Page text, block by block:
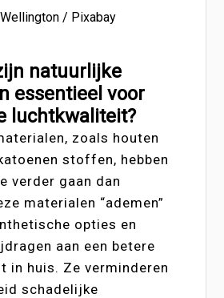
/ Pixabay
natuurlijke
essentieel voor
luchtkwaliteit?
zoals houten
stoffen, hebben
verder gaan dan
materialen “ademen”
opties en
aan een betere
in huis. Ze verminderen
schadelijke